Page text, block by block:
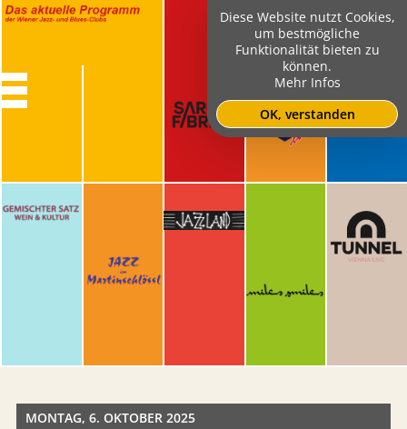
MONTAG, 6. OKTOBER 2025
Diese Website nutzt Cookies,
um bestmögliche
Funktionalität bieten zu
können.
Mehr Infos
OK, verstanden